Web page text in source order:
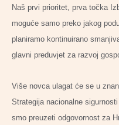
Naš prvi prioritet, prva točka
moguće samo preko jakog
planiramo kontinuirano
glavni preduvjet za razvoj
Više novca ulagat će se u
Strategija nacionalne
smo preuzeti odgovornost za